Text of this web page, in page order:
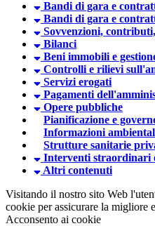
Bandi di gara e
Bandi di gara e
Sovvenzioni,
Bilanci
Beni immobili e
Controlli e rilievi
Servizi erogati
Pagamenti
Opere pubbliche
Pianificazione e
Informazioni
Strutture sanitarie
Interventi straordinari
Altri contenuti
Visitando il nostro sito Web
cookie per assicurare la migliore
Acconsento ai cookie